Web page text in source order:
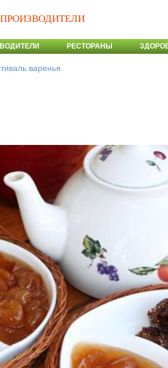
ПРОИЗВОДИТЕЛИ
РЕСТОРАНЫ
варенья